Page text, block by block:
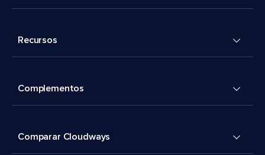
Recursos
Complementos
Comparar Cloudways